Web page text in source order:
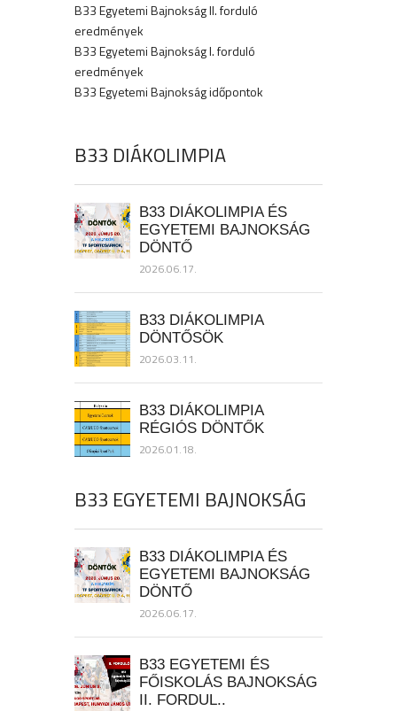
B33 Egyetemi Bajnokság II. forduló
eredmények
B33 Egyetemi Bajnokság I. forduló
eredmények
B33 Egyetemi Bajnokság időpontok
B33 DIÁKOLIMPIA
B33 DIÁKOLIMPIA ÉS
EGYETEMI BAJNOKSÁG
DÖNTŐ
2026.06.17.
B33 DIÁKOLIMPIA
DÖNTŐSÖK
2026.03.11.
B33 DIÁKOLIMPIA
RÉGIÓS DÖNTŐK
2026.01.18.
B33 EGYETEMI BAJNOKSÁG
B33 DIÁKOLIMPIA ÉS
EGYETEMI BAJNOKSÁG
DÖNTŐ
2026.06.17.
B33 EGYETEMI ÉS
FŐISKOLÁS BAJNOKSÁG
II. FORDUL..